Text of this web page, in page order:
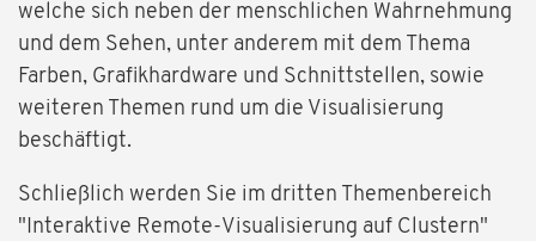
welche sich neben der menschlichen Wahrnehmung
und dem Sehen, unter anderem mit dem Thema
Farben, Grafikhardware und Schnittstellen, sowie
weiteren Themen rund um die Visualisierung
beschäftigt.
Schließlich werden Sie im dritten Themenbereich
"Interaktive Remote-Visualisierung auf Clustern"